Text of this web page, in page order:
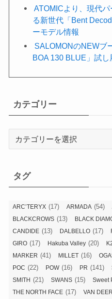
ATOMICより、現代
る新世代「Bent
ーモデル情報
SALOMONのNEWブ
BOA 130 BLUE」試し
カテゴリー
ー
タグ
ARC’TERYX (17) ARMADA (54)
BLACKCROWS (13) BLACK
CANDIDE (13) DALBELLO (17)
GIRO (17) Hakuba Valley (20)
MARKER (41) MILLET (16)
POC (22) POW(16) PR (141)
SMITH (21) SWANS (15) Sweet
THE NORTH FACE (17) VAN